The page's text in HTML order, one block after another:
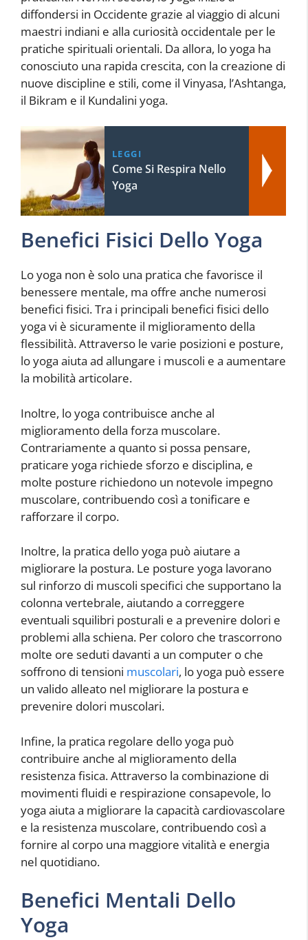
diffondersi in Occidente grazie al viaggio di alcuni
maestri indiani e alla curiosità occidentale per le
pratiche spirituali orientali. Da allora, lo yoga ha
conosciuto una rapida crescita, con la creazione di
nuove discipline e stili, come il Vinyasa, l’Ashtanga,
il Bikram e il Kundalini yoga.
LEGGI
Come Si Respira Nello
Yoga
Benefici Fisici Dello Yoga
Lo yoga non è solo una pratica che favorisce il
benessere mentale, ma offre anche numerosi
benefici fisici. Tra i principali benefici fisici dello
yoga vi è sicuramente il miglioramento della
flessibilità. Attraverso le varie posizioni e posture,
lo yoga aiuta ad allungare i muscoli e a aumentare
la mobilità articolare.
Inoltre, lo yoga contribuisce anche al
miglioramento della forza muscolare.
Contrariamente a quanto si possa pensare,
praticare yoga richiede sforzo e disciplina, e
molte posture richiedono un notevole impegno
muscolare, contribuendo così a tonificare e
rafforzare il corpo.
Inoltre, la pratica dello yoga può aiutare a
migliorare la postura. Le posture yoga lavorano
sul rinforzo di muscoli specifici che supportano la
colonna vertebrale, aiutando a correggere
eventuali squilibri posturali e a prevenire dolori e
problemi alla schiena. Per coloro che trascorrono
molte ore seduti davanti a un computer o che
soffrono di tensioni muscolari, lo yoga può essere
un valido alleato nel migliorare la postura e
prevenire dolori muscolari.
Infine, la pratica regolare dello yoga può
contribuire anche al miglioramento della
resistenza fisica. Attraverso la combinazione di
movimenti fluidi e respirazione consapevole, lo
yoga aiuta a migliorare la capacità cardiovascolare
e la resistenza muscolare, contribuendo così a
fornire al corpo una maggiore vitalità e energia
nel quotidiano.
Benefici Mentali Dello
Yoga